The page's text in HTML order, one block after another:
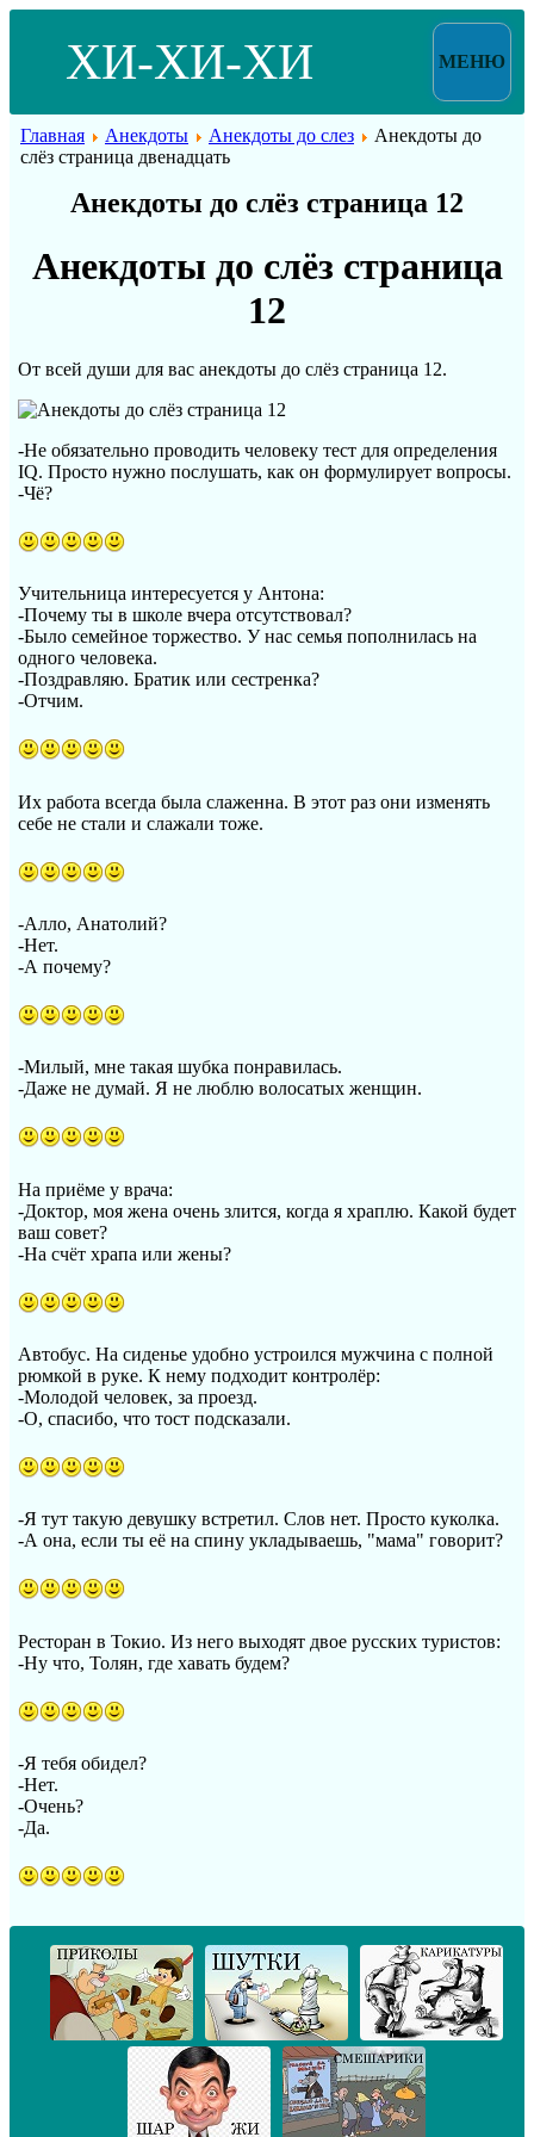
ХИ-ХИ-ХИ МЕНЮ
Главная Анекдоты Анекдоты до слез
Анекдоты до
слёз страница двенадцать
Анекдоты до слёз страница 12
Анекдоты до слёз страница
12
От всей души для вас анекдоты до слёз страница 12.
-Не обязательно проводить человеку тест для определения
IQ. Просто нужно послушать, как он формулирует вопросы.
-Чё?
Учительница интересуется у Антона:
-Почему ты в школе вчера отсутствовал?
-Было семейное торжество. У нас семья пополнилась на
одного человека.
-Поздравляю. Братик или сестренка?
-Отчим.
Их работа всегда была слаженна. В этот раз они изменять
себе не стали и слажали тоже.
-Алло, Анатолий?
-Нет.
-А почему?
-Милый, мне такая шубка понравилась.
-Даже не думай. Я не люблю волосатых женщин.
На приёме у врача:
-Доктор, моя жена очень злится, когда я храплю. Какой будет
ваш совет?
-На счёт храпа или жены?
Автобус. На сиденье удобно устроился мужчина с полной
рюмкой в руке. К нему подходит контролёр:
-Молодой человек, за проезд.
-О, спасибо, что тост подсказали.
-Я тут такую девушку встретил. Слов нет. Просто куколка.
-А она, если ты её на спину укладываешь, "мама" говорит?
Ресторан в Токио. Из него выходят двое русских туристов:
-Ну что, Толян, где хавать будем?
-Я тебя обидел?
-Нет.
-Очень?
-Да.